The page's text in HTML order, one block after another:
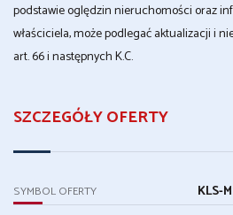
podstawie oględzin nieruchomości oraz
właściciela, może podlegać aktualizacji i
art. 66 i następnych K.C.
SZCZEGÓŁY OFERTY
SYMBOL OFERTY KLS-